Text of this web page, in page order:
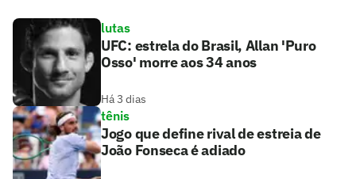
lutas
UFC: estrela do Brasil, Allan 'Puro
Osso' morre aos 34 anos
Há 3 dias
tênis
Jogo que define rival de estreia de
João Fonseca é adiado